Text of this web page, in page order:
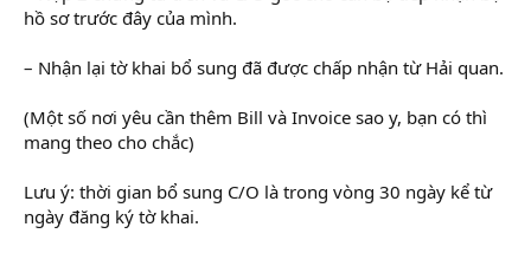
hồ sơ trước đây của mình.
– Nhận lại tờ khai bổ sung đã được chấp nhận từ Hải quan.
(Một số nơi yêu cần thêm Bill và Invoice sao y, bạn có thì
mang theo cho chắc)
Lưu ý: thời gian bổ sung C/O là trong vòng 30 ngày kể từ
ngày đăng ký tờ khai.